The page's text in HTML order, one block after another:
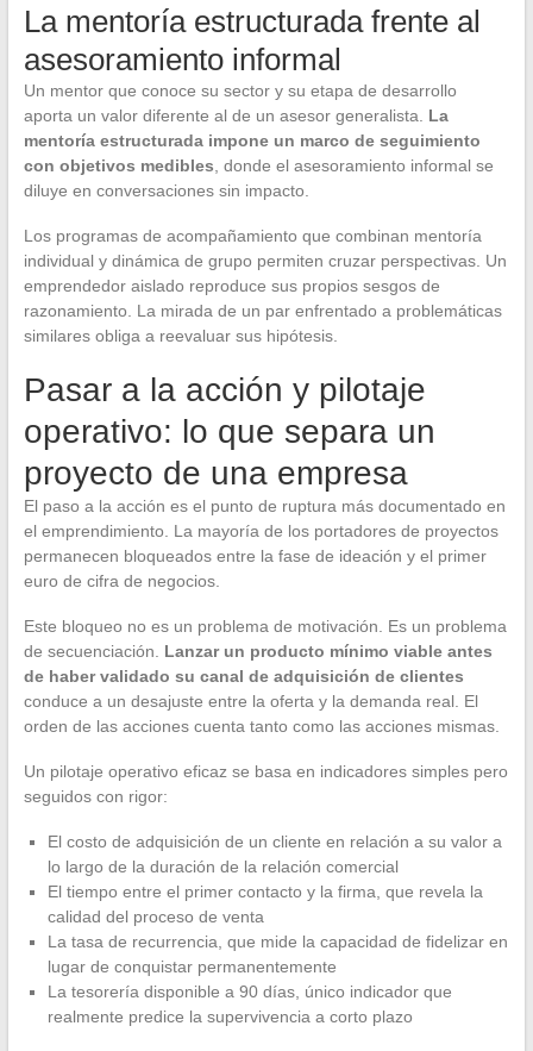
La mentoría estructurada frente al
asesoramiento informal
Un mentor que conoce su sector y su etapa de desarrollo
aporta un valor diferente al de un asesor generalista. La
mentoría estructurada impone un marco de seguimiento
con objetivos medibles , donde el asesoramiento informal se
diluye en conversaciones sin impacto.
Los programas de acompañamiento que combinan mentoría
individual y dinámica de grupo permiten cruzar perspectivas. Un
emprendedor aislado reproduce sus propios sesgos de
razonamiento. La mirada de un par enfrentado a problemáticas
similares obliga a reevaluar sus hipótesis.
Pasar a la acción y pilotaje
operativo: lo que separa un
proyecto de una empresa
El paso a la acción es el punto de ruptura más documentado en
el emprendimiento. La mayoría de los portadores de proyectos
permanecen bloqueados entre la fase de ideación y el primer
euro de cifra de negocios.
Este bloqueo no es un problema de motivación. Es un problema
de secuenciación. Lanzar un producto mínimo viable antes
de haber validado su canal de adquisición de clientes
conduce a un desajuste entre la oferta y la demanda real. El
orden de las acciones cuenta tanto como las acciones mismas.
Un pilotaje operativo eficaz se basa en indicadores simples pero
seguidos con rigor:
El costo de adquisición de un cliente en relación a su valor a
lo largo de la duración de la relación comercial
El tiempo entre el primer contacto y la firma, que revela la
calidad del proceso de venta
La tasa de recurrencia, que mide la capacidad de fidelizar en
lugar de conquistar permanentemente
La tesorería disponible a 90 días, único indicador que
realmente predice la supervivencia a corto plazo